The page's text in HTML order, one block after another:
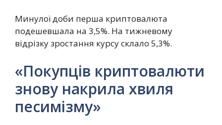
Минулої доби перша криптовалюта
подешевшала на 3,5%. На тижневому
відрізку зростання курсу склало 5,3%.
«Покупців криптовалюти
знову накрила хвиля
песимізму»